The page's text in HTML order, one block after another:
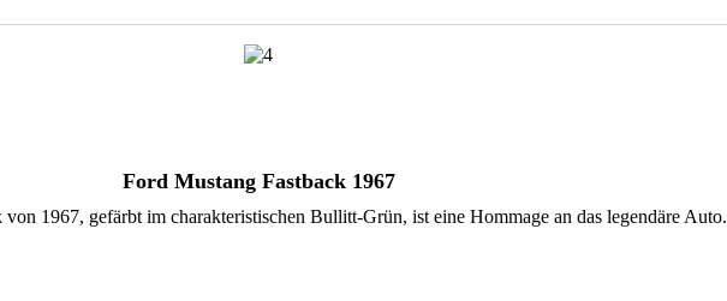
Ford Mustang Fastback 1967
1967, gefärbt im charakteristischen Bullitt-Grün, ist eine Hommage an das legendäre Auto.